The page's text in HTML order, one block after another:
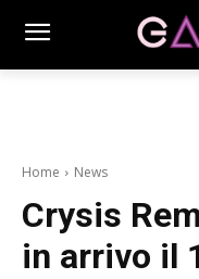
Home News
Crysis
in arrivo il